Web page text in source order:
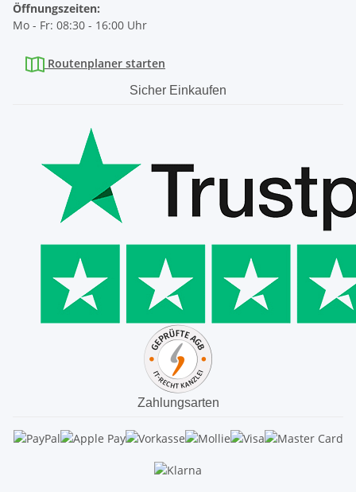
Öffnungszeiten:
Mo - Fr: 08:30 - 16:00 Uhr
Routenplaner starten
Sicher Einkaufen
Zahlungsarten